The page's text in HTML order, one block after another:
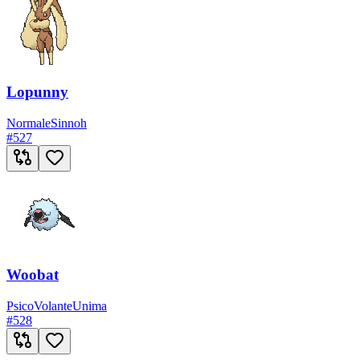
Lopunny
NormaleSinnoh
#527
Woobat
PsicoVolanteUnima
#528